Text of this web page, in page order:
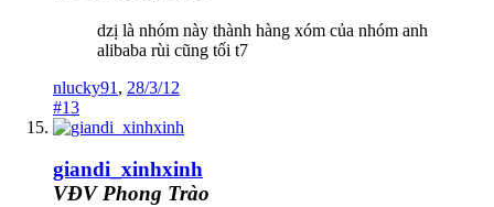
dzị là nhóm này thành hàng xóm của nhóm anh
alibaba rùi cũng tối t7
nlucky91 , 28/3/12
#13
giandi_xinhxinh
VĐV Phong Trào